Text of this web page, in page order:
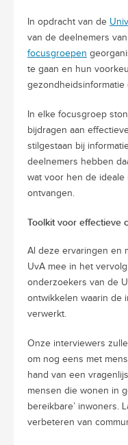
In opdracht van de
van de deelnemers van
focusgroepen
te gaan en hun
gezondheidsinformatie
In elke focusgroep
bijdragen aan
stilgestaan bij
deelnemers hebben
wat voor hen de ideale
ontvangen.
Toolkit voor effectieve
Al deze ervaringen en
UvA mee in het
onderzoekers van de
ontwikkelen waarin de
verwerkt.
Onze interviewers
om nog eens met
hand van een
mensen die wonen in
bereikbare’ inwoners.
verbeteren van